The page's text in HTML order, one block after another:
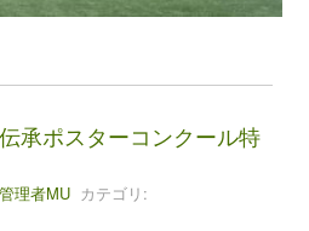
承ポスターコンクール特
管理者MU カテゴリ: